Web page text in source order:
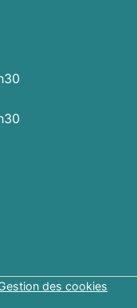
des cookies